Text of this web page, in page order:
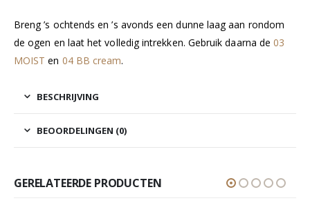
Breng ’s ochtends en ’s avonds een dunne laag aan rondom
de ogen en laat het volledig intrekken. Gebruik daarna de03
MOIST en 04 BB cream.
BESCHRIJVING
BEOORDELINGEN (0)
GERELATEERDE PRODUCTEN